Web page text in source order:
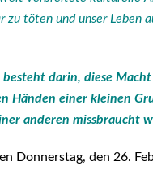
zu töten und unser Leben
dar­in, die­se
Hän­den einer klei­nen
ande­ren miss­braucht
Don­ners­tag, den 26.